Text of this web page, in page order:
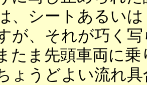
、シートあるい
が、それが巧く
たま先頭車両に
ょうどよい流れ